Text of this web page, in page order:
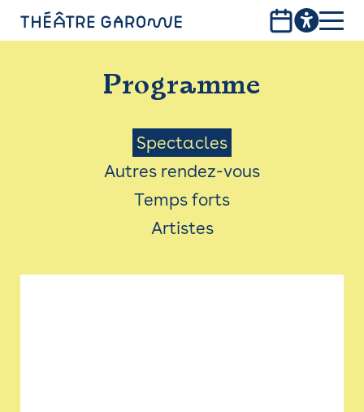
PROGRAMME
INFOS PRATIQUES
AVEC LES PUBLICS
ACCESSIBILITÉ
LES PRODUCTIONS
Programme
Menu
Saison
Spectacles
Autres rendez-vous
Temps forts
Artistes